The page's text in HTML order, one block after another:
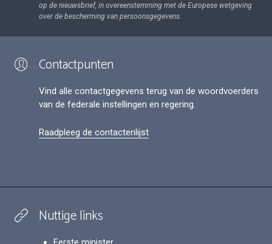
op de nieuwsbrief, in overeenstemming met de Europese wetgeving
over de bescherming van persoonsgegevens.
Contactpunten
Vind alle contactgegevens terug van de woordvoerders
van de federale instellingen en regering.
Raadpleeg de contactenlijst
Nuttige links